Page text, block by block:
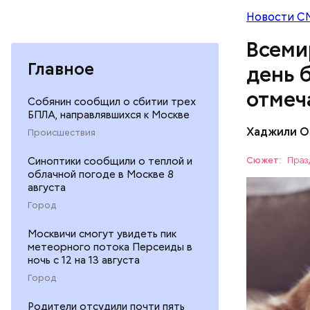
Главное
Собянин сообщил о сбитии трех
БПЛА, направлявшихся к Москве
Происшествия
Синоптики сообщили о теплой и
облачной погоде в Москве 8
августа
Город
Москвичи смогут увидеть пик
метеорного потока Персеиды в
ночь с 12 на 13 августа
Город
Родители отсудили почти пять
Новости
день
Хаджили
Сюжет:
фонд
любовь и
проводят